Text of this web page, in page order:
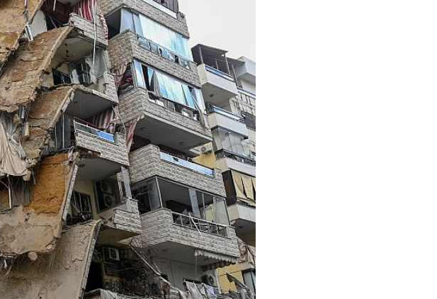
Ediciones anteriores